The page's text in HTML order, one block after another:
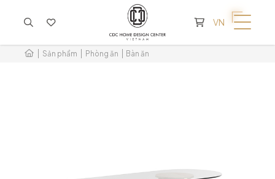
KHÔNG CÓ SẢN PHẨM TRONG GIỎ HÀNG
VN
Sản phẩm Phòng ăn Bàn ăn